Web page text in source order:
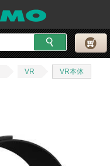
VR VR本体